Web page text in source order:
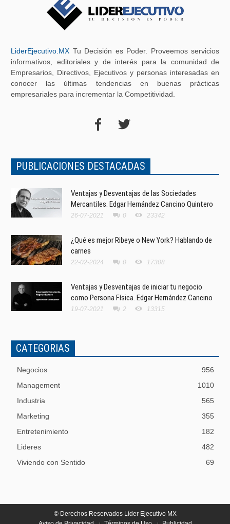
LiderEjecutivo.MX Tu Decisión es Poder. Proveemos servicios
informativos, editoriales y de interés para la comunidad de
Empresarios, Directivos, Ejecutivos y personas interesadas en
conocer las últimas tendencias en buenas prácticas
empresariales para incrementar la Competitividad.
PUBLICACIONES DESTACADAS
Ventajas y Desventajas de las Sociedades
Mercantiles. Edgar Hernández Cancino Quintero
26-07-2021 0 23342
¿Qué es mejor Ribeye o New York? Hablando de
carnes
22-02-2024 0 17308
Ventajas y Desventajas de iniciar tu negocio
como Persona Física. Edgar Hernández Cancino
19-07-2021 2 13315
CATEGORIAS
Negocios
956
Management
1010
Industria
565
Marketing
355
Entretenimiento
182
Lideres
482
Viviendo con Sentido
69
© Derechos Reservados Líder Ejecutivo MX